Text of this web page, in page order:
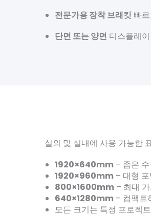
전문가용 장착 브래킷 빠
단면 또는 양면 디스플레
실외 및 실내에 사용 가능한
1920×640mm – 좁은
1920×960mm – 대형
800×1600mm – 최대
640×1280mm – 컴팩트
모든 크기는 특정 프로젝